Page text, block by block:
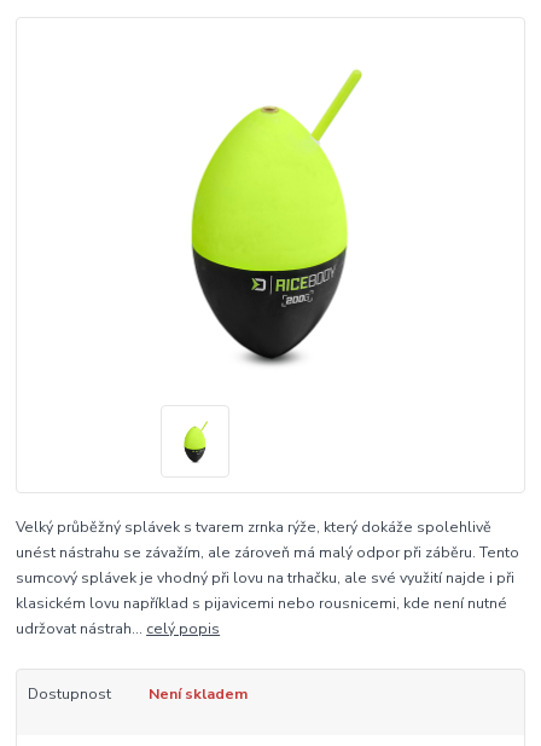
Velký průběžný splávek s tvarem zrnka rýže, který dokáže spolehlivě
unést nástrahu se závažím, ale zároveň má malý odpor při záběru. Tento
sumcový splávek je vhodný při lovu na trhačku, ale své využití najde i při
klasickém lovu například s pijavicemi nebo rousnicemi, kde není nutné
udržovat nástrah... celý popis
Dostupnost Není skladem